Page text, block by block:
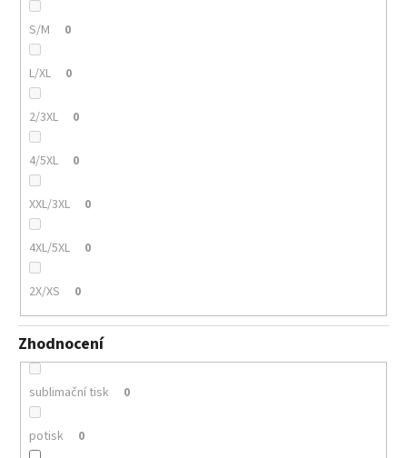
S/M 0
L/XL 0
2/3XL 0
4/5XL 0
XXL/3XL 0
4XL/5XL 0
2X/XS 0
Zhodnocení
sublimační tisk 0
potisk 0